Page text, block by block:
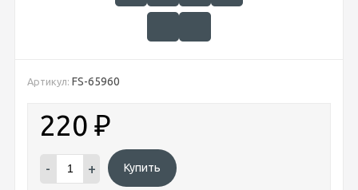
Артикул: FS-65960
220 ₽
- + Купить